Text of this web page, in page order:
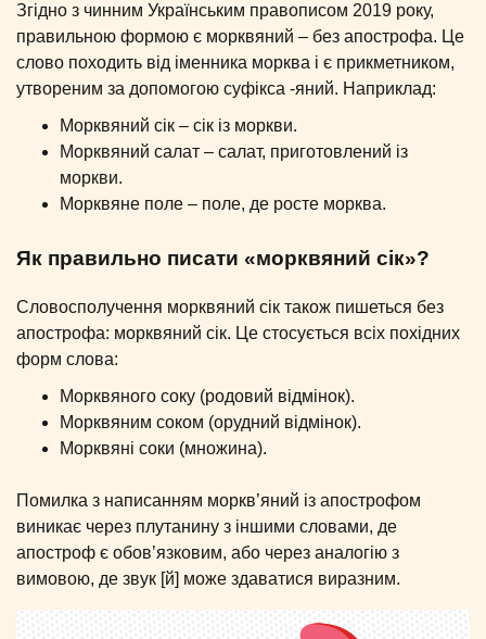
Згідно з чинним Українським правописом 2019 року,
правильною формою є морквяний – без апострофа. Це
слово походить від іменника морква і є прикметником,
утвореним за допомогою суфікса -яний. Наприклад:
Морквяний сік – сік із моркви.
Морквяний салат – салат, приготовлений із
моркви.
Морквяне поле – поле, де росте морква.
Як правильно писати «морквяний сік»?
Словосполучення морквяний сік також пишеться без
апострофа: морквяний сік. Це стосується всіх похідних
форм слова:
Морквяного соку (родовий відмінок).
Морквяним соком (орудний відмінок).
Морквяні соки (множина).
Помилка з написанням моркв’яний із апострофом
виникає через плутанину з іншими словами, де
апостроф є обов’язковим, або через аналогію з
вимовою, де звук [й] може здаватися виразним.